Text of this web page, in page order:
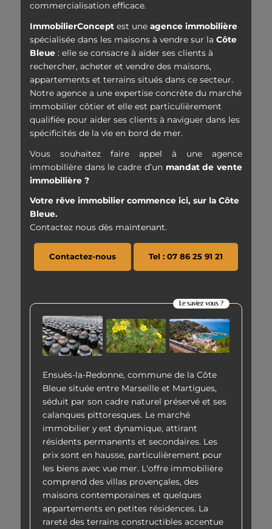
commercialisation efficace.
ImmobilierConcept est une agence immobilière
spécialisée dans les maisons à vendre sur la Côte
Bleue : elle se consacre à aider ses clients à
rechercher, acheter et vendre des maisons,
appartements et terrains situés dans ce secteur.
Notre agence a une expertise concrète du marché
immobilier côtier et elle est particulièrement
qualifiée pour aider ses clients à naviguer dans les
spécificités de la vie en bord de mer.
Vous souhaitez faire appel à une agence
immobilière dans le cadre d’un mandat de vente
immobilière ?
Votre rêve immobilier commence ici, sur la Côte
Bleue.
Contactez nous dès maintenant.
Contactez-nous Tel : 07 86 25 91 21
Le saviez vous ?
Ensuès-la-Redonne, commune de la Côte
Bleue située entre Marseille et Martigues,
séduit par son cadre naturel préservé et ses
calanques pittoresques. Le marché
immobilier y est dynamique, attirant
résidents permanents et secondaires. Les
prix sont en hausse, particulièrement pour
les biens avec vue mer. L'offre immobilière
comprend des villas provençales, des
maisons contemporaines et quelques
appartements en petites résidences. La
rareté des terrains constructibles accentue